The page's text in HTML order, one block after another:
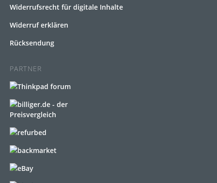
Widerrufsrecht für digitale Inhalte
Widerruf erklären
Rücksendung
PARTNER